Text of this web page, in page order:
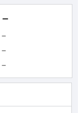
－
－
－
－